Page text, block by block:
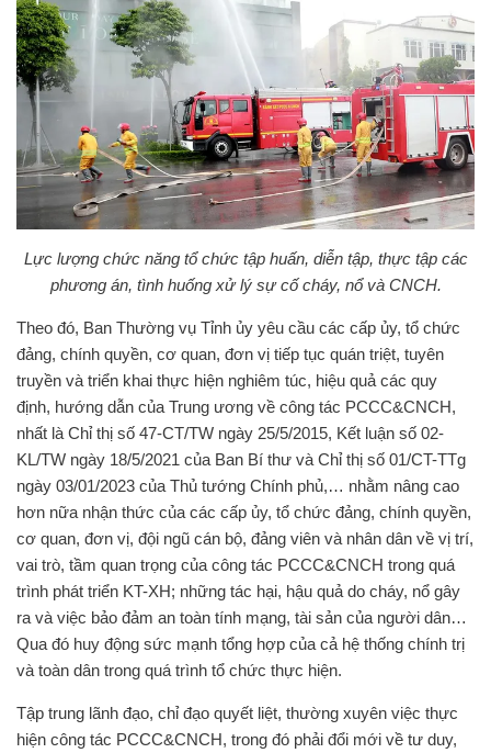
Lực lượng chức năng tổ chức tập huấn, diễn tập, thực tập các
phương án, tình huống xử lý sự cố cháy, nổ và CNCH.
Theo đó, Ban Thường vụ Tỉnh ủy yêu cầu các cấp ủy, tổ chức
đảng, chính quyền, cơ quan, đơn vị tiếp tục quán triệt, tuyên
truyền và triển khai thực hiện nghiêm túc, hiệu quả các quy
định, hướng dẫn của Trung ương về công tác PCCC&CNCH,
nhất là Chỉ thị số 47-CT/TW ngày 25/5/2015, Kết luận số 02-
KL/TW ngày 18/5/2021 của Ban Bí thư và Chỉ thị số 01/CT-TTg
ngày 03/01/2023 của Thủ tướng Chính phủ,… nhằm nâng cao
hơn nữa nhận thức của các cấp ủy, tổ chức đảng, chính quyền,
cơ quan, đơn vị, đội ngũ cán bộ, đảng viên và nhân dân về vị trí,
vai trò, tầm quan trọng của công tác PCCC&CNCH trong quá
trình phát triển KT-XH; những tác hại, hậu quả do cháy, nổ gây
ra và việc bảo đảm an toàn tính mạng, tài sản của người dân…
Qua đó huy động sức mạnh tổng hợp của cả hệ thống chính trị
và toàn dân trong quá trình tổ chức thực hiện.
Tập trung lãnh đạo, chỉ đạo quyết liệt, thường xuyên việc thực
hiện công tác PCCC&CNCH, trong đó phải đổi mới về tư duy,